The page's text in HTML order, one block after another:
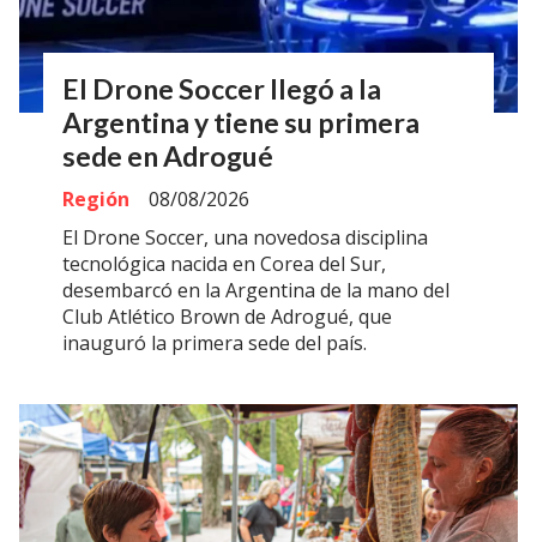
El Drone Soccer llegó a la
Argentina y tiene su primera
sede en Adrogué
Región
08/08/2026
El Drone Soccer, una novedosa disciplina
tecnológica nacida en Corea del Sur,
desembarcó en la Argentina de la mano del
Club Atlético Brown de Adrogué, que
inauguró la primera sede del país.